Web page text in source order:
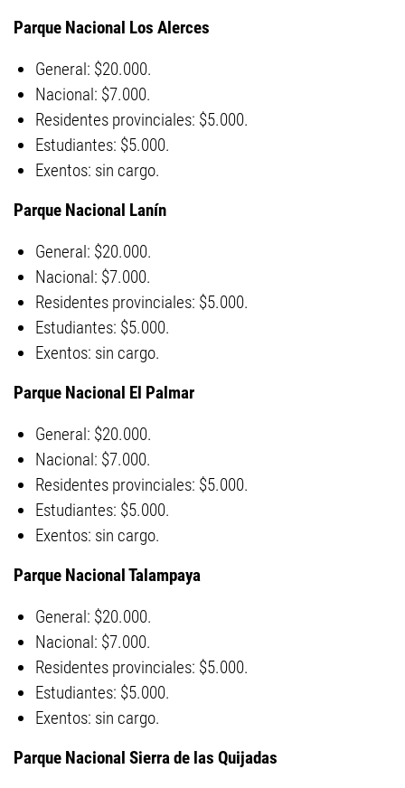
Parque Nacional Los Alerces
General: $20.000.
Nacional: $7.000.
Residentes provinciales: $5.000.
Estudiantes: $5.000.
Exentos: sin cargo.
Parque Nacional Lanín
General: $20.000.
Nacional: $7.000.
Residentes provinciales: $5.000.
Estudiantes: $5.000.
Exentos: sin cargo.
Parque Nacional El Palmar
General: $20.000.
Nacional: $7.000.
Residentes provinciales: $5.000.
Estudiantes: $5.000.
Exentos: sin cargo.
Parque Nacional Talampaya
General: $20.000.
Nacional: $7.000.
Residentes provinciales: $5.000.
Estudiantes: $5.000.
Exentos: sin cargo.
Parque Nacional Sierra de las Quijadas